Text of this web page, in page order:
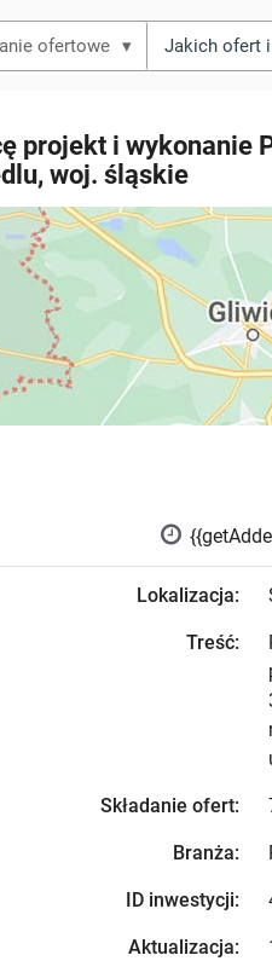
▾
projekt i wykonanie
woj. śląskie
Lokalizacja:
Treść:
Składanie ofert:
Branża:
ID inwestycji:
Aktualizacja: